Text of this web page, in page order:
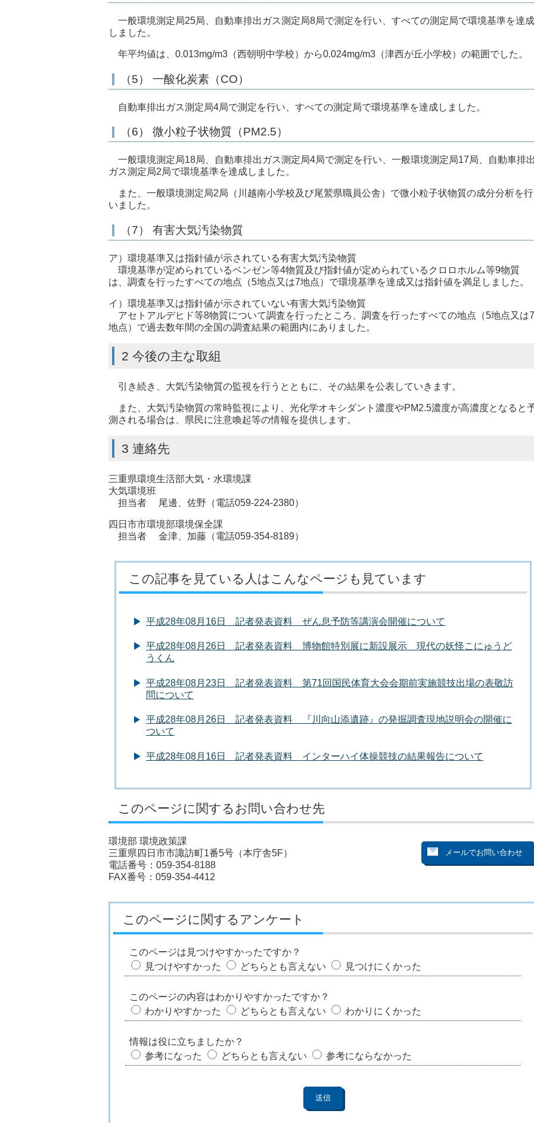
一般環境測定局25局、自動車排出ガス測定局8局で測定を行い、すべての測定局で環境基準を達成
しました。
年平均値は、0.013mg/m3（西朝明中学校）から0.024mg/m3（津西が丘小学校）の範囲でした。
（5） 一酸化炭素（CO）
自動車排出ガス測定局4局で測定を行い、すべての測定局で環境基準を達成しました。
（6） 微小粒子状物質（PM2.5）
一般環境測定局18局、自動車排出ガス測定局4局で測定を行い、一般環境測定局17局、自動車排出
ガス測定局2局で環境基準を達成しました。
また、一般環境測定局2局（川越南小学校及び尾鷲県職員公舎）で微小粒子状物質の成分分析を行
いました。
（7） 有害大気汚染物質
ア）環境基準又は指針値が示されている有害大気汚染物質
環境基準が定められているベンゼン等4物質及び指針値が定められているクロロホルム等9物質
は、調査を行ったすべての地点（5地点又は7地点）で環境基準を達成又は指針値を満足しました。
イ）環境基準又は指針値が示されていない有害大気汚染物質
アセトアルデヒド等8物質について調査を行ったところ、調査を行ったすべての地点（5地点又は7
地点）で過去数年間の全国の調査結果の範囲内にありました。
2 今後の主な取組
引き続き、大気汚染物質の監視を行うとともに、その結果を公表していきます。
また、大気汚染物質の常時監視により、光化学オキシダント濃度やPM2.5濃度が高濃度となると
測される場合は、県民に注意喚起等の情報を提供します。
3 連絡先
三重県環境生活部大気・水環境課
大気環境班
担当者 尾邊、佐野（電話059-224-2380）
四日市市環境部環境保全課
担当者 金津、加藤（電話059-354-8189）
この記事を見ている人はこんなページも見ています
平成28年08月16日 記者発表資料 ぜん息予防等講演会開催について
平成28年08月26日 記者発表資料 博物館特別展に新設展示 現代の妖怪こにゅうど
うくん
平成28年08月23日 記者発表資料 第71回国民体育大会会期前実施競技出場の表敬訪
問について
平成28年08月26日 記者発表資料 『川向山添遺跡』の発掘調査現地説明会の開催に
ついて
平成28年08月16日 記者発表資料 インターハイ体操競技の結果報告について
このページに関するお問い合わせ先
環境部 環境政策課
三重県四日市市諏訪町1番5号（本庁舎5F）
電話番号：059-354-8188
FAX番号：059-354-4412
このページに関するアンケート
このページは見つけやすかったですか？
見つけやすかった
どちらとも言えない 見つけにくかった
このページの内容はわかりやすかったですか？
わかりやすかった
どちらとも言えない わかりにくかった
情報は役に立ちましたか？
参考になった
どちらとも言えない 参考にならなかった